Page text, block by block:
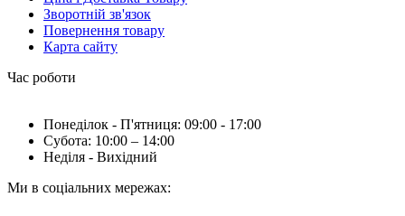
Зворотній зв'язок
Повернення товару
Карта сайту
Час роботи
Понеділок - П'ятниця: 09:00 - 17:00
Субота: 10:00 – 14:00
Неділя - Вихідний
Ми в соціальних мережах: